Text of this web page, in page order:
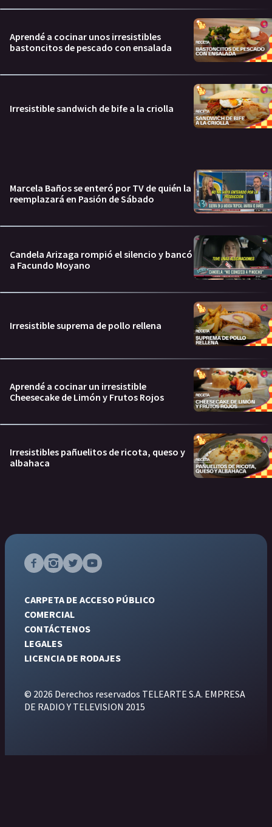
Aprendé a cocinar unos irresistibles
bastoncitos de pescado con ensalada
Irresistible sandwich de bife a la criolla
Marcela Baños se enteró por TV de quién la
reemplazará en Pasión de Sábado
Candela Arizaga rompió el silencio y bancó
a Facundo Moyano
Irresistible suprema de pollo rellena
Aprendé a cocinar un irresistible
Cheesecake de Limón y Frutos Rojos
Irresistibles pañuelitos de ricota, queso y
albahaca
CARPETA DE ACCESO PÚBLICO
COMERCIAL
CONTÁCTENOS
LEGALES
LICENCIA DE RODAJES
© 2026 Derechos reservados TELEARTE S.A. EMPRESA
DE RADIO Y TELEVISION 2015